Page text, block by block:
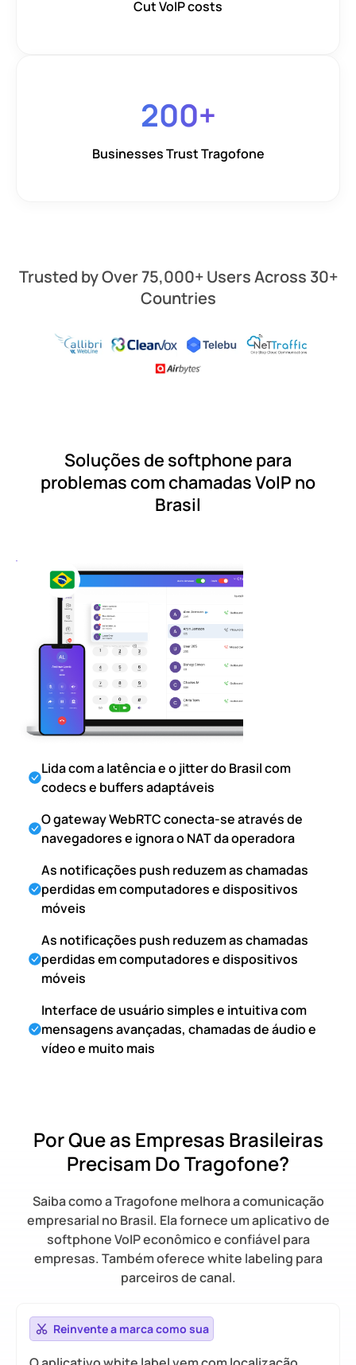
Cut VoIP costs
200+
Businesses Trust Tragofone
Trusted by Over 75,000+ Users Across 30+
Countries
Soluções de softphone para
problemas com chamadas VoIP no
Brasil
Lida com a latência e o jitter do Brasil com
codecs e buffers adaptáveis
O gateway WebRTC conecta-se através de
navegadores e ignora o NAT da operadora
As notificações push reduzem as chamadas
perdidas em computadores e dispositivos
móveis
As notificações push reduzem as chamadas
perdidas em computadores e dispositivos
móveis
Interface de usuário simples e intuitiva com
mensagens avançadas, chamadas de áudio e
vídeo e muito mais
Por Que as Empresas Brasileiras
Precisam Do Tragofone?
Saiba como a Tragofone melhora a comunicação
empresarial no Brasil. Ela fornece um aplicativo de
softphone VoIP econômico e confiável para
empresas. Também oferece white labeling para
parceiros de canal.
Reinvente a marca como sua